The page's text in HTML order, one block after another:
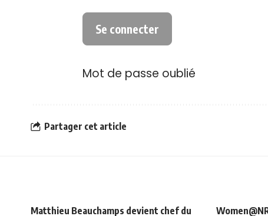
Mot de passe oublié
Partager cet article
Matthieu Beauchamps devient chef du